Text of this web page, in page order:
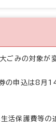
ごみの対象が
の申込は8月14
活保護費等の